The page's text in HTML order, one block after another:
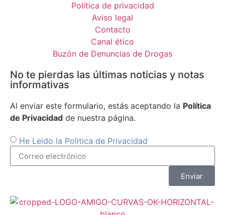
Política de privacidad
Aviso legal
Contacto
Canal ético
Buzón de Denuncias de Drogas
No te pierdas las últimas noticias y notas
informativas
Al enviar este formulario, estás aceptando la Política
de Privacidad de nuestra página.
He Leido la Politica de Privacidad
Enviar